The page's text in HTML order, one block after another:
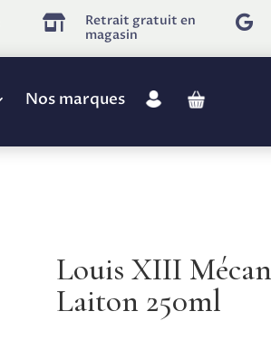

Retrait gratuit en
magasin

Nos marques
Louis XIII
Laiton 250ml